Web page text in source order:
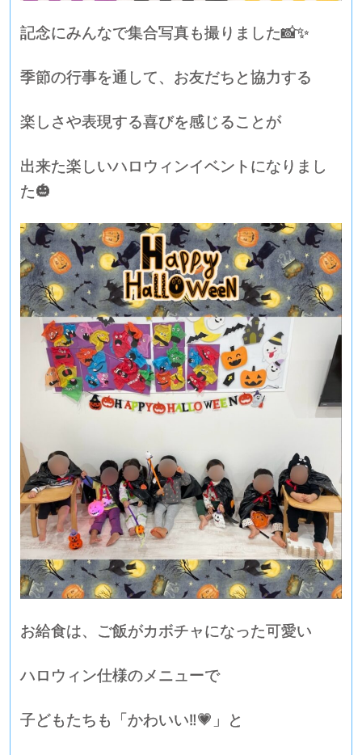
記念にみんなで集合写真も撮りました📸✨
季節の行事を通して、お友だちと協力する
楽しさや表現する喜びを感じることが
出来た楽しいハロウィンイベントになりまし
た🎃
お給食は、ご飯がカボチャになった可愛い
ハロウィン仕様のメニューで
子どもたちも「かわいい‼💗」と